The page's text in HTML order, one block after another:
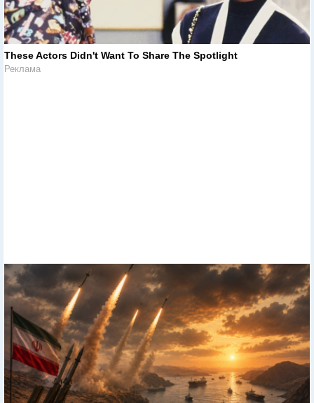
These Actors Didn't Want To Share The Spotlight
Реклама